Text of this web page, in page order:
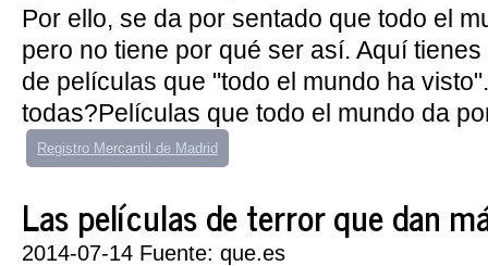
Por ello, se da por sentado que todo el
pero no tiene por qué ser así. Aquí
de películas que "todo el mundo ha
todas?Películas que todo el mundo da
Registro Mercantil de Madrid
Las películas de terror que dan
2014-07-14 Fuente: que.es